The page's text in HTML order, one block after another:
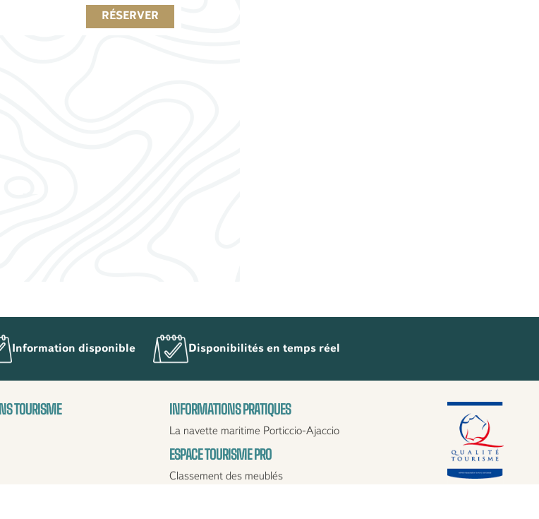
RÉSERVER
Information disponible Disponibilités en temps réel
TOURISME INFORMATIONS PRATIQUES
La navette maritime Porticcio-Ajaccio
ESPACE TOURISME PRO
Classement des meublés